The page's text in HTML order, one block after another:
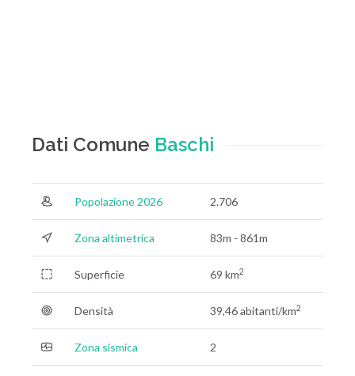
Dati Comune Baschi
Popolazione 2026 2.706
Zona altimetrica 83m - 861m
Superficie 69 km2
Densità 39,46 abitanti/km2
Zona sismica 2